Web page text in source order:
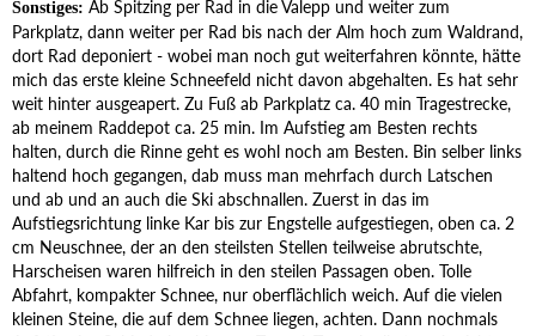
Sonstiges: Ab Spitzing per Rad in die Valepp und weiter zum
Parkplatz, dann weiter per Rad bis nach der Alm hoch zum Waldrand,
dort Rad deponiert - wobei man noch gut weiterfahren könnte, hätte
mich das erste kleine Schneefeld nicht davon abgehalten. Es hat sehr
weit hinter ausgeapert. Zu Fuß ab Parkplatz ca. 40 min Tragestrecke,
ab meinem Raddepot ca. 25 min. Im Aufstieg am Besten rechts
halten, durch die Rinne geht es wohl noch am Besten. Bin selber links
haltend hoch gegangen, dab muss man mehrfach durch Latschen
und ab und an auch die Ski abschnallen. Zuerst in das im
Aufstiegsrichtung linke Kar bis zur Engstelle aufgestiegen, oben ca. 2
cm Neuschnee, der an den steilsten Stellen teilweise abrutschte,
Harscheisen waren hilfreich in den steilen Passagen oben. Tolle
Abfahrt, kompakter Schnee, nur oberflächlich weich. Auf die vielen
kleinen Steine, die auf dem Schnee liegen, achten. Dann nochmals